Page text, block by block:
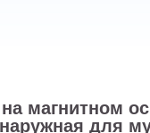
магнитном
для